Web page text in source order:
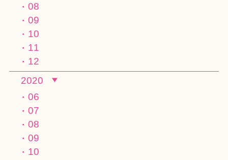
08
09
10
11
12
2020
06
07
08
09
10